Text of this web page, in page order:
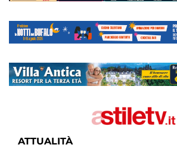
ATTUALITÀ